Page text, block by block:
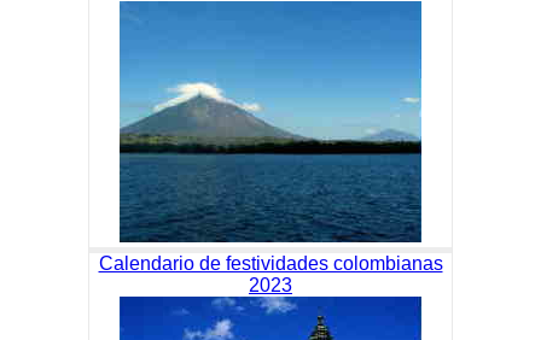
Calendario de festividades colombianas
2023